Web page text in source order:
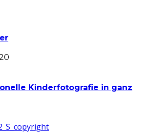
Kinderfotografie in ganz